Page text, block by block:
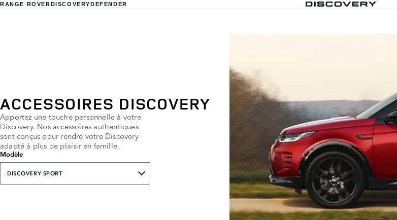
RANGE ROVERDISCOVERYDEFENDER
ACCESSOIRES DISCOVERY
Apportez une touche personnelle à votre
Discovery. Nos accessoires authentiques
sont conçus pour rendre votre Discovery
adapté à plus de plaisir en famille.
Modèle
DISCOVERY SPORT